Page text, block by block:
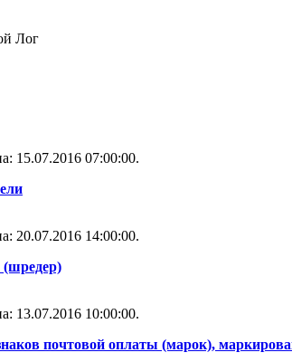
Лог
15.07.2016 07:00:00.
20.07.2016 14:00:00.
(шредер)
13.07.2016 10:00:00.
почтовой оплаты (марок),